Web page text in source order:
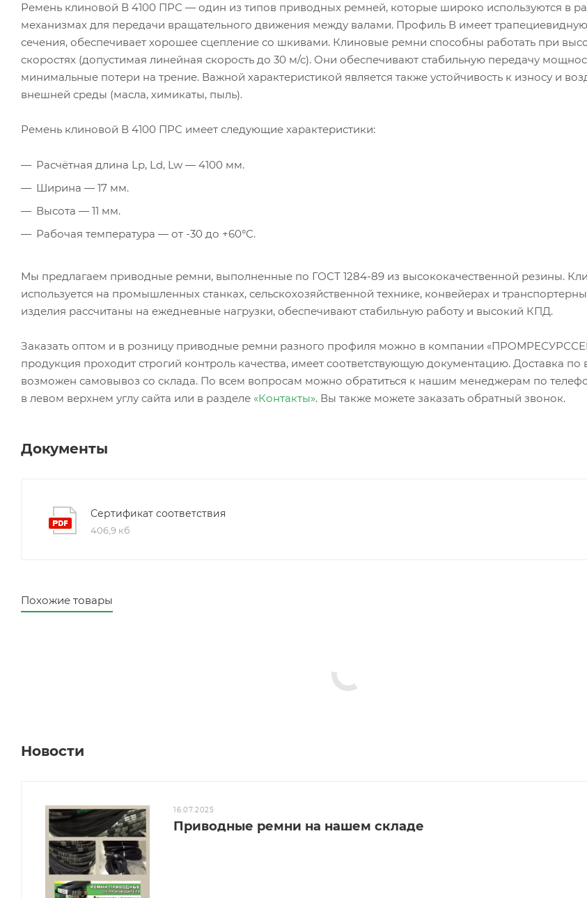
Ремень клиновой В 4100 ПРС — один из типов приводных ремней, которые широко используются в
механизмах для передачи вращательного движения между валами. Профиль В имеет
сечения, обеспечивает хорошее сцепление со шкивами. Клиновые ремни способны работать при
скоростях (допустимая линейная скорость до 30 м/с). Они обеспечивают стабильную передачу
минимальные потери на трение. Важной характеристикой является также устойчивость к износу и
внешней среды (масла, химикаты, пыль).
Ремень клиновой В 4100 ПРС имеет следующие характеристики:
Расчётная длина Lp, Ld, Lw — 4100 мм.
Ширина — 17 мм.
Высота — 11 мм.
Рабочая температура — от -30 до +60°С.
Мы предлагаем приводные ремни, выполненные по ГОСТ 1284-89 из высококачественной резины.
используется на промышленных станках, сельскохозяйственной технике, конвейерах и
изделия рассчитаны на ежедневные нагрузки, обеспечивают стабильную работу и высокий КПД.
Заказать оптом и в розницу приводные ремни разного профиля можно в компании
продукция проходит строгий контроль качества, имеет соответствующую документацию. Доставка по
возможен самовывоз со склада. По всем вопросам можно обратиться к нашим менеджерам по
в левом верхнем углу сайта или в разделе «Контакты». Вы также можете заказать обратный звонок.
Документы
Сертификат соответствия
406,9 кб
Похожие товары
Новости
16.07.2025
Приводные ремни на нашем складе